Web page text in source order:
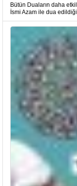
Bütün Duaların daha
İsmi Azam ile dua